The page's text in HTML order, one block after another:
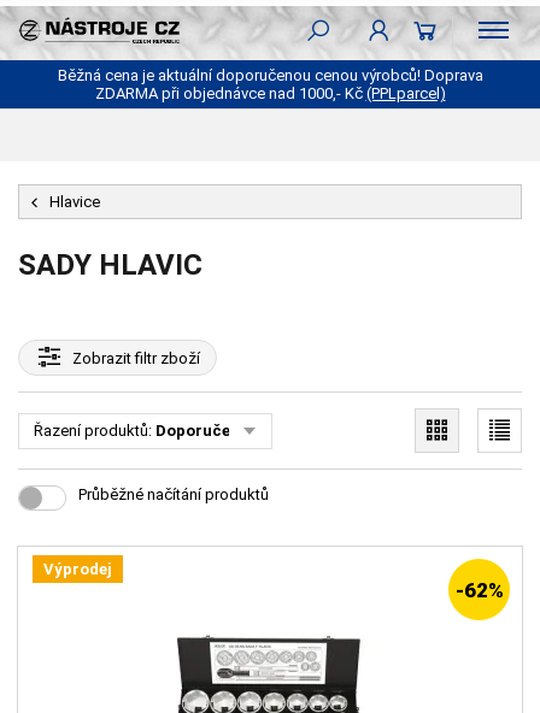
Běžná cena je aktuální doporučenou cenou výrobců! Doprava
ZDARMA při objednávce nad 1000,- Kč (PPLparcel)
Hlavice
SADY HLAVIC
Zobrazitfiltr zboží
Řazení produktů: Doporučené
Průběžné načítání produktů
Výprodej
-62%